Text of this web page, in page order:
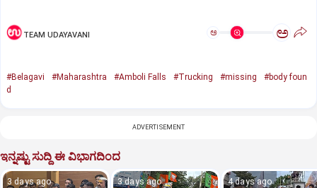
TEAM UDAYAVANI ಅ ಅ
#Belagavi #Maharashtra #Amboli Falls #Trucking #missing
#body foun
d
ADVERTISEMENT
ಇನ್ನಷ್ಟು ಸುದ್ದಿ ಈ ವಿಭಾಗದಿಂದ
3 days ago 3 days ago 4 days ago